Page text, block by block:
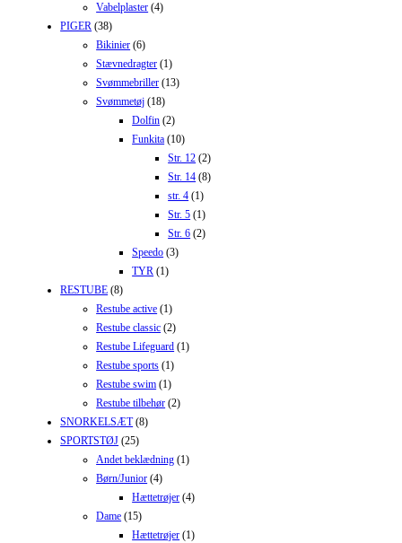
Vabelplaster (4)
PIGER (38)
Bikinier (6)
Stævnedragter (1)
Svømmebriller (13)
Svømmetøj (18)
Dolfin (2)
Funkita (10)
Str. 12 (2)
Str. 14 (8)
str. 4 (1)
Str. 5 (1)
Str. 6 (2)
Speedo (3)
TYR (1)
RESTUBE (8)
Restube active (1)
Restube classic (2)
Restube Lifeguard (1)
Restube sports (1)
Restube swim (1)
Restube tilbehør (2)
SNORKELSÆT (8)
SPORTSTØJ (25)
Andet beklædning (1)
Børn/Junior (4)
Hættetrøjer (4)
Dame (15)
Hættetrøjer (1)